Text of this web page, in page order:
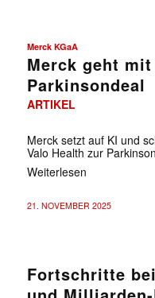
Merck KGaA
Merck geht
Parkinsondeal
ARTIKEL
Merck setzt auf KI und
Valo Health zur
Weiterlesen
21. NOVEMBER 2025
Fortschritte